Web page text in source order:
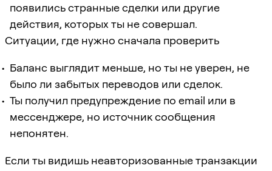
появились странные сделки или другие
действия, которых ты не совершал.
Ситуации, где нужно сначала проверить
Баланс выглядит меньше, но ты не уверен, не
было ли забытых переводов или сделок.
Ты получил предупреждение по email или в
мессенджере, но источник сообщения
непонятен.
Если ты видишь неавторизованные транзакции